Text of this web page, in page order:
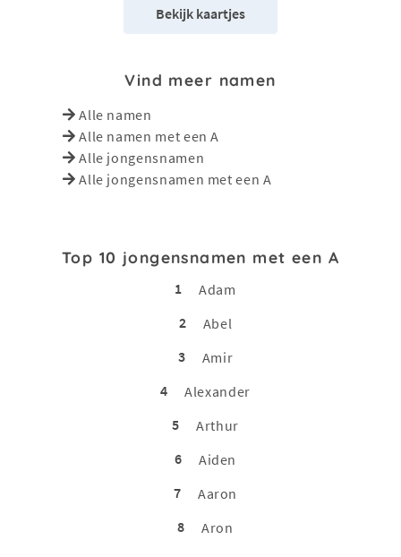
Bekijk kaartjes
Vind meer namen
Alle namen
Alle namen met een A
Alle jongensnamen
Alle jongensnamen met een A
Top 10 jongensnamen met een A
1
Adam
2
Abel
3
Amir
4
Alexander
5
Arthur
6
Aiden
7
Aaron
8
Aron